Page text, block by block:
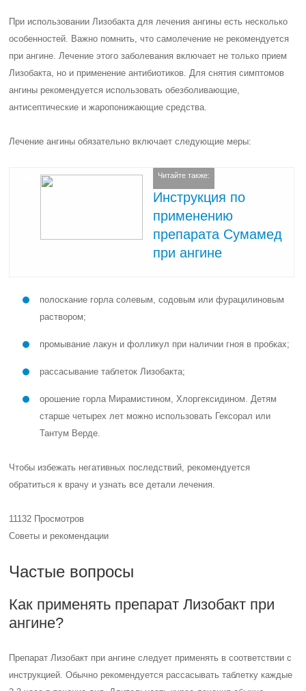
При использовании Лизобакта для лечения ангины есть несколько
особенностей. Важно помнить, что самолечение не рекомендуется
при ангине. Лечение этого заболевания включает не только прием
Лизобакта, но и применение антибиотиков. Для снятия симптомов
ангины рекомендуется использовать обезболивающие,
антисептические и жаропонижающие средства.
Лечение ангины обязательно включает следующие меры:
Читайте также:
Инструкция по
применению
препарата Сумамед
при ангине
полоскание горла солевым, содовым или фурацилиновым
раствором;
промывание лакун и фолликул при наличии гноя в пробках;
рассасывание таблеток Лизобакта;
орошение горла Мирамистином, Хлоргексидином. Детям
старше четырех лет можно использовать Гексорал или
Тантум Верде.
Чтобы избежать негативных последствий, рекомендуется
обратиться к врачу и узнать все детали лечения.
11132 Просмотров
Советы и рекомендации
Частые вопросы
Как применять препарат Лизобакт при
ангине?
Препарат Лизобакт при ангине следует применять в соответствии с
инструкцией. Обычно рекомендуется рассасывать таблетку каждые